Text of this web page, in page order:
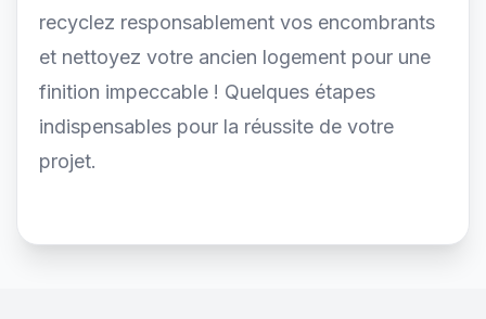
recyclez responsablement vos encombrants
et nettoyez votre ancien logement pour une
finition impeccable ! Quelques étapes
indispensables pour la réussite de votre
projet.